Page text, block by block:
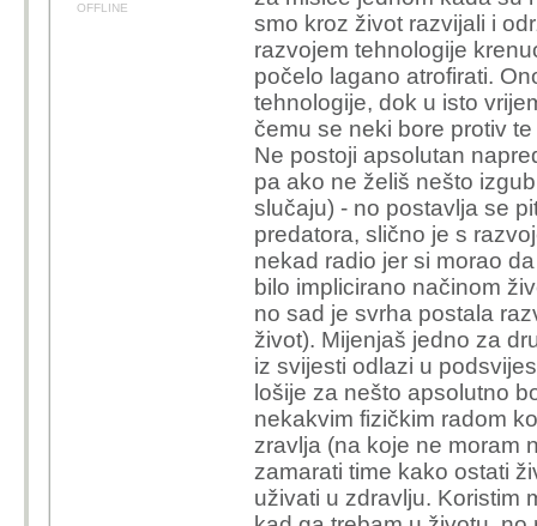
p.s. danas postoje
i najpametniji ljudi koji su
varijabla za donosenje
does not prove causation".
p.p.s. netko igre igra na
ili danas jos bolje
U kojoj ste grupi vi?
Poruka je uređivana zadnji put
2 0 HVALA 1
Re: Umjetna
Za sve onda možemo reci
umjesto ručno i slično. Ja